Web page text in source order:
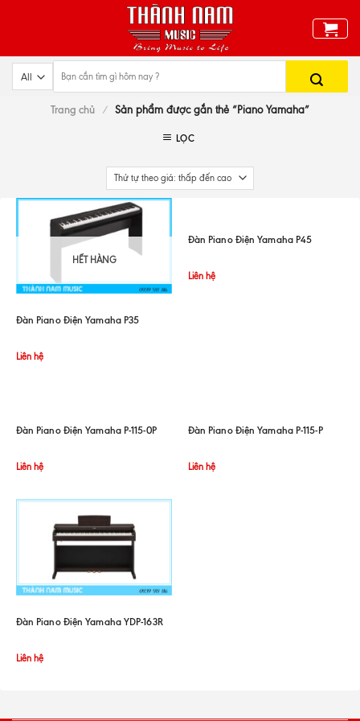
Trang chủ / Sản phẩm được gắn thẻ “Piano Yamaha”
LỌC
HẾT HÀNG
Đàn Piano Điện Yamaha P35
Liên hệ
Đàn Piano Điện Yamaha P45
Liên hệ
Đàn Piano Điện Yamaha P-115-0P
Liên hệ
Đàn Piano Điện Yamaha P-115-P
Liên hệ
Đàn Piano Điện Yamaha YDP-163R
Liên hệ